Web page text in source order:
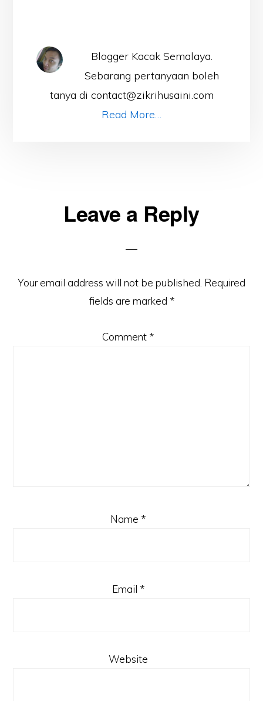
Blogger Kacak Semalaya.
Sebarang pertanyaan boleh
tanya di contact@zikrihusaini.com
Read More…
ReaderLeave a Reply
Your email address will not be published. Required
fields are marked *
Comment *
Name *
Email *
Website